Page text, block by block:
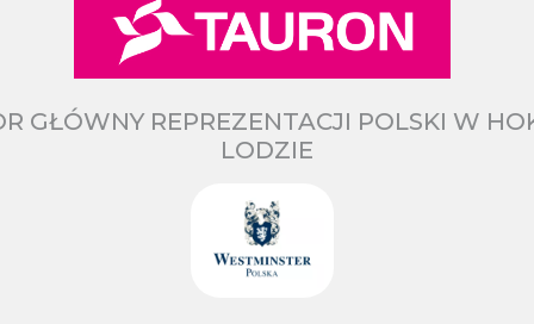
GŁÓWNY REPREZENTACJI POLSKI W
LODZIE